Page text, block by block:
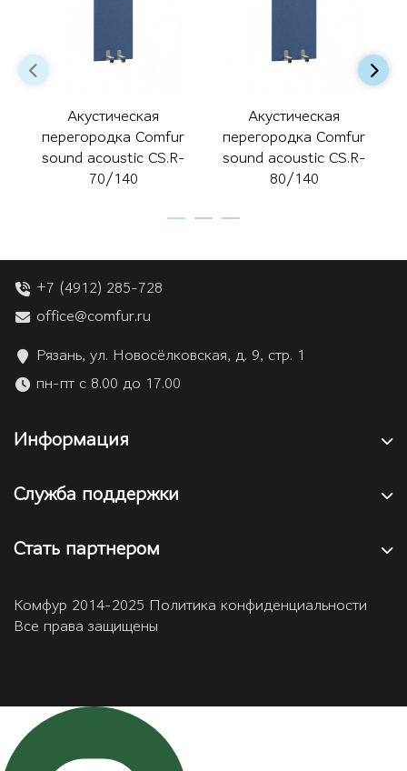
Акустическая
перегородка Comfur
sound acoustic CS.R-
70/140
Акустическая
перегородка Comfur
sound acoustic CS.R-
80/140
+7 (4912) 285-728
office@comfur.ru
Рязань, ул. Новосёлковская, д. 9, стр. 1
пн-пт с 8.00 до 17.00
Информация
Служба поддержки
Стать партнером
Комфур 2014-2025 Политика конфиденциальности
Все права защищены